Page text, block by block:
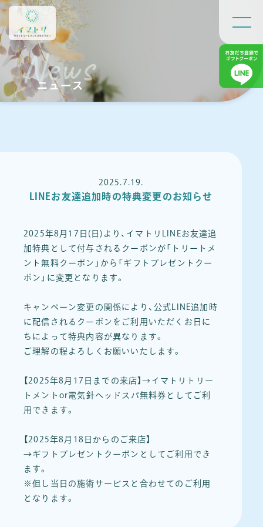
ニュース
News
2025.7.19.
LINEお友達追加時の特典変更のお知らせ
2025年8月17日(日)より、イマトリLINEお友達追
加特典として付与されるクーポンが「トリートメ
ント無料クーポン」から「ギフトプレゼントクー
ポン」に変更となります。
キャンペーン変更の関係により、公式LINE追加時
に配信されるクーポンをご利用いただくお日に
ちによって特典内容が異なります。
ご理解の程よろしくお願いいたします。
【2025年8月17日までの来店】→イマトリトリー
トメントor電気針ヘッドスパ無料券としてご利
用できます。
【2025年8月18日からのご来店】
→ギフトプレゼントクーポンとしてご利用でき
ます。
※但し当日の施術サービスと合わせてのご利用
となります。